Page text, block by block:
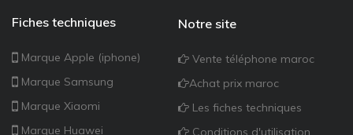
Fiches techniques
Marque Apple (iphone)
Marque Samsung
Marque Xiaomi
Marque Huawei
Notre site
Vente téléphone maroc
Achat prix maroc
Les fiches techniques
Conditions d'utilisation